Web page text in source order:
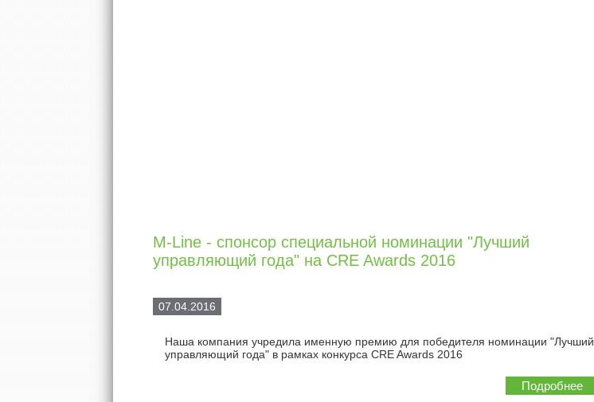
M-Line - спонсор специальной номинации "Лучший
управляющий года" на CRE Awards 2016
07.04.2016
Наша компания учредила именную премию для победителя номинации "Лучший
управляющий года" в рамках конкурса CRE Awards 2016
Подробнее